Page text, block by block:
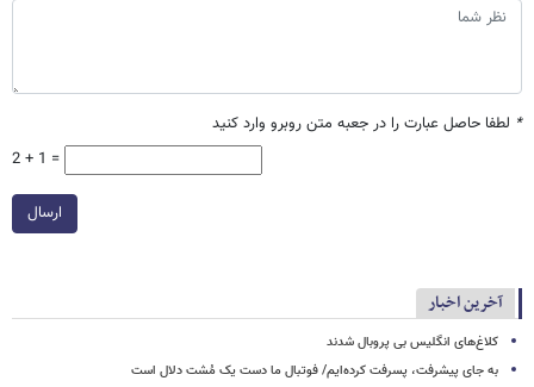
* لطفا حاصل عبارت را در جعبه متن روبرو وارد کنید
2 + 1 =
ارسال
آخرین اخبار
کلاغ‌های انگلیس بی پروبال شدند
به جای پیشرفت، پسرفت کرده‌ایم/ فوتبال ما دست یک مُشت دلال است